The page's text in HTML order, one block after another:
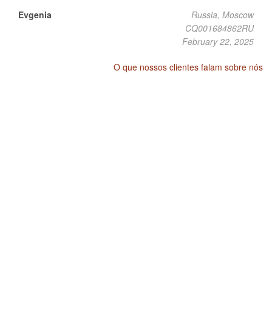
Evgenia
Russia, Moscow
CQ001684862RU
February 22, 2025
O que nossos clientes falam sobre nós